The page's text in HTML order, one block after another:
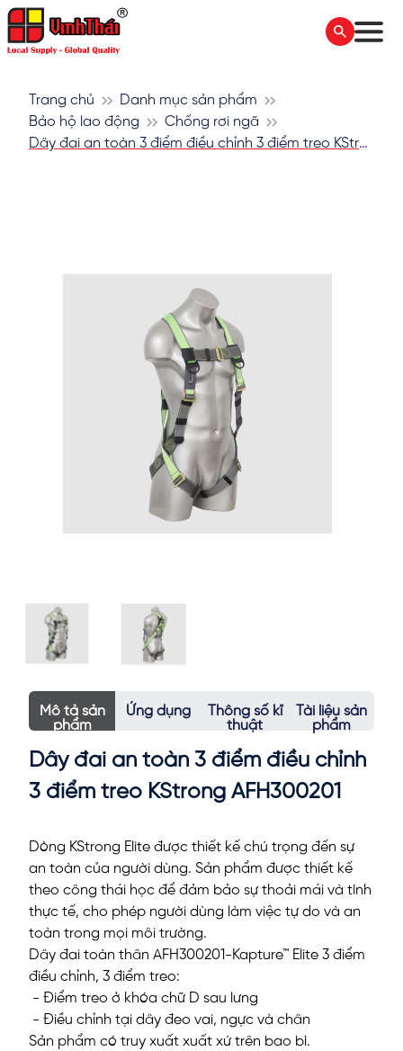
Trang chủ
Danh mục sản phẩm
Bảo hộ lao động
Chống rơi ngã
Dây đai an toàn 3 điểm điều chỉnh 3 điểm treo KStrong AFH300201
Mô tả sản
phẩm
Ứng dụng
Thông số kĩ
thuật
Tài liệu sản
phẩm
Dây đai an toàn 3 điểm điều chỉnh
3 điểm treo KStrong AFH300201
Dòng KStrong Elite được thiết kế chú trọng đến sự
an toàn của người dùng. Sản phẩm được thiết kế
theo công thái học để đảm bảo sự thoải mái và tính
thực tế, cho phép người dùng làm việc tự do và an
toàn trong mọi môi trường.
Dây đai toàn thân AFH300201-Kapture™ Elite 3 điểm
điều chỉnh, 3 điểm treo:
- Điểm treo ở khóa chữ D sau lưng
- Điều chỉnh tại dây đeo vai, ngực và chân
Sản phẩm có truy xuất xuất xứ trên bao bì.